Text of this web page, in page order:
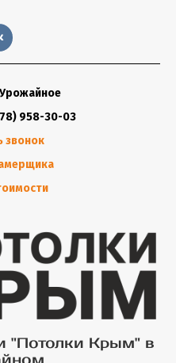
958-30-03
звонок
"Потолки Крым" в